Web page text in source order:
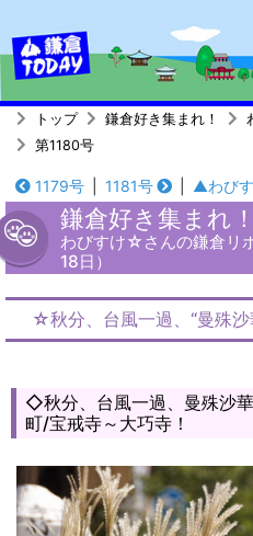
トップ 鎌倉好き集まれ！
第1180号
1179号 1181号 ▲わび
鎌倉好き集まれ！
わびすけ☆さんの鎌倉リ
18日）
☆秋分、台風一過、“曼殊沙
◇秋分、台風一過、曼殊沙
町/宝戒寺～大巧寺！